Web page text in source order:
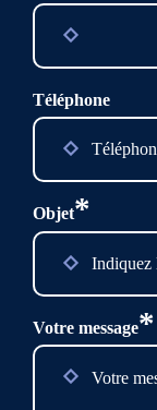
Téléphone
Objet*
Votre message*